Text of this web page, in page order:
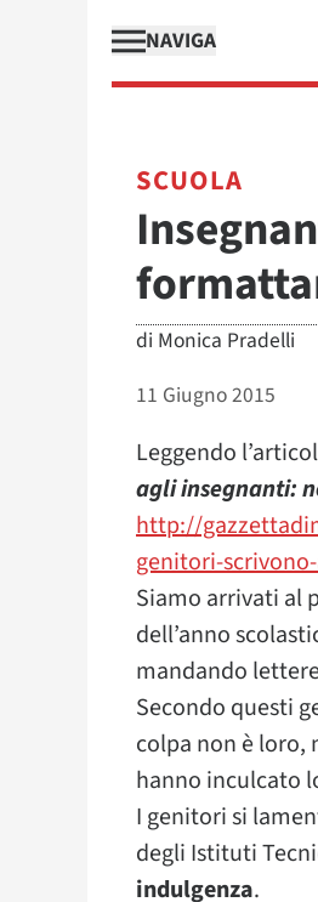
NAVIGA
SCUOLA
di Monica Pradelli
11 Giugno 2015
Leggendo
agli insegnanti:
http://
genitori-
Siamo arrivati al
dell’anno
mandando
Secondo questi
colpa non è loro,
hanno inculcato
I genitori si
degli Istituti
indulgenza.